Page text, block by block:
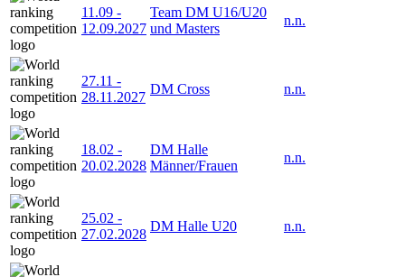
11.09 -
12.09.2027
Team DM U16/U20
und Masters
n.n.
27.11 -
28.11.2027
DM Cross n.n.
18.02 -
20.02.2028
DM Halle
Männer/Frauen
n.n.
25.02 -
27.02.2028
DM Halle U20 n.n.